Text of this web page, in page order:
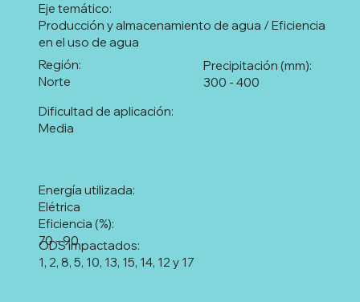
Producción y almacenamiento de agua / Eficiencia
en el uso de agua
Eje temático:
Norte
Región:
300 - 400
Precipitación (mm):
Media
Dificultad de aplicación:
1, 2, 8, 5, 10, 13, 15, 14, 12 y 17
ODS impactados:
Elétrica
Energía utilizada:
70 - 90
Eficiencia (%):